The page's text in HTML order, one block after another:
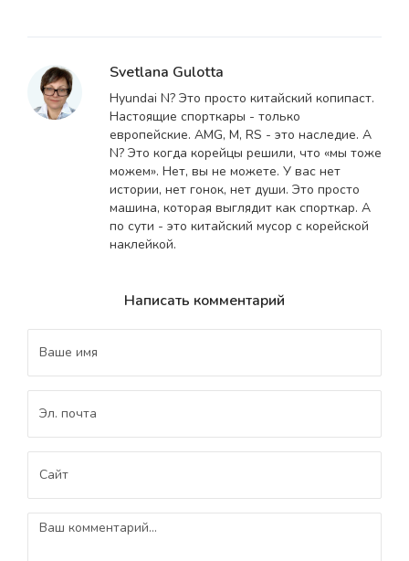
Svetlana Gulotta
Hyundai N? Это просто китайский копипаст.
Настоящие спорткары - только
европейские. AMG, M, RS - это наследие. А
N? Это когда корейцы решили, что «мы тоже
можем». Нет, вы не можете. У вас нет
истории, нет гонок, нет души. Это просто
машина, которая выглядит как спорткар. А
по сути - это китайский мусор с корейской
наклейкой.
Написать комментарий